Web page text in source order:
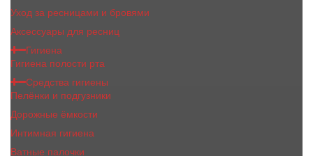
Уход за ресницами и бровями
Аксессуары для ресниц
Гигиена
Гигиена полости рта
Средства гигиены
Пелёнки и подгузники
Дорожные ёмкости
Интимная гигиена
Ватные палочки